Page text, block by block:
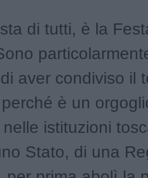
di tutti, è la
aver condiviso il
è un
istituzioni
Stato, di una